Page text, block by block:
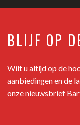
BLIJF OP
Wilt u altijd op de
aanbiedingen en de
onze nieuwsbrief